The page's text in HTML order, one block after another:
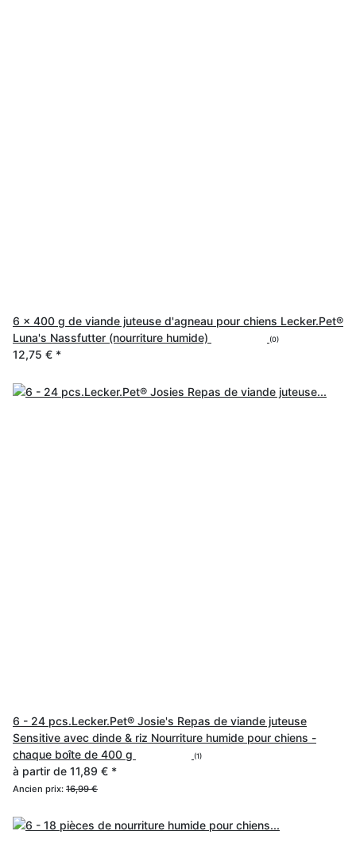
6 x 400 g de viande juteuse d'agneau pour chiens Lecker.Pet®
Luna's Nassfutter (nourriture humide)
(0)
12,75 € *
6 - 24 pcs.Lecker.Pet® Josie's Repas de viande juteuse
Sensitive avec dinde & riz Nourriture humide pour chiens -
chaque boîte de 400 g
(1)
à partir de 11,89 € *
Ancien prix: 16,99 €